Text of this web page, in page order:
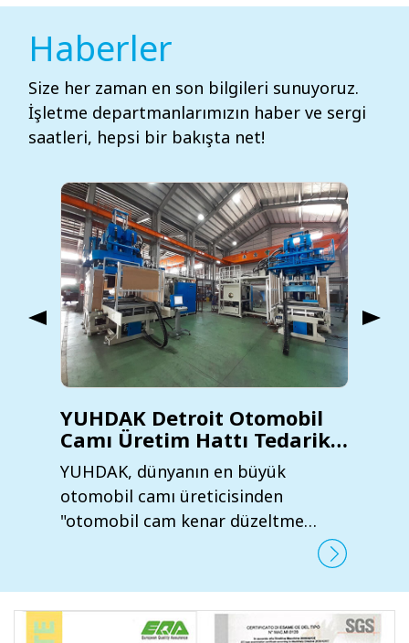
Haberler
Size her zaman en son bilgileri sunuyoruz.
İşletme departmanlarımızın haber ve sergi
saatleri, hepsi bir bakışta net!
YUHDAK Detroit Otomobil
Camı Üretim Hattı Tedarik
Chai'sine Girdi
YUHDAK, dünyanın en büyük
otomobil camı üreticisinden
"otomobil cam kenar düzeltme
aldıktan sonra, Amerikan otomobil
tedarik zincirine başarıyla girdi.
Detroit merkezli bir otomobil camı